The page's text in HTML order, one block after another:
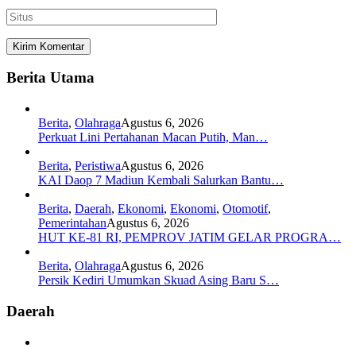
Berita Utama
Berita, OlahragaAgustus 6, 2026
Perkuat Lini Pertahanan Macan Putih, Man…
Berita, PeristiwaAgustus 6, 2026
KAI Daop 7 Madiun Kembali Salurkan Bantu…
Berita, Daerah, Ekonomi, Ekonomi, Otomotif,
PemerintahanAgustus 6, 2026
HUT KE-81 RI, PEMPROV JATIM GELAR PROGRA…
Berita, OlahragaAgustus 6, 2026
Persik Kediri Umumkan Skuad Asing Baru S…
Daerah